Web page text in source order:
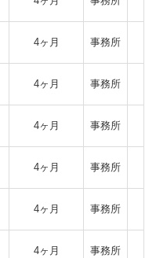
4ヶ月 事務所
4ヶ月 事務所
4ヶ月 事務所
4ヶ月 事務所
4ヶ月 事務所
4ヶ月 事務所